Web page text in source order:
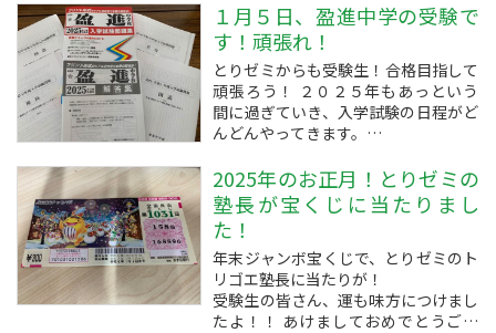
ないまま受験になるので、お正月気分
を早めに切り上げて仕上げの勉強をし
ましょう！
「勉強しましょう！と言われても何を
したらいいのかわからない？」...
１月５日、盈進中学の受験で
す！頑張れ！
とりゼミからも受験生！合格目指して
頑張ろう！ ２０２５年もあっという
間に過ぎていき、入学試験の日程がど
んどんやってきます。
ないまま受験になるので、お正月気分
を早めに切り上げて仕上げの勉強をし
ましょう！
さて、とりゼミからも受験させれる生
徒さんがいる盈進中...
2025年のお正月！とりゼミの
塾長が宝くじに当たりまし
た！
年末ジャンボ宝くじで、とりゼミのト
リゴエ塾長に当たりが！
受験生の皆さん、運も味方につけまし
たよ！！ あけましておめでとうござ